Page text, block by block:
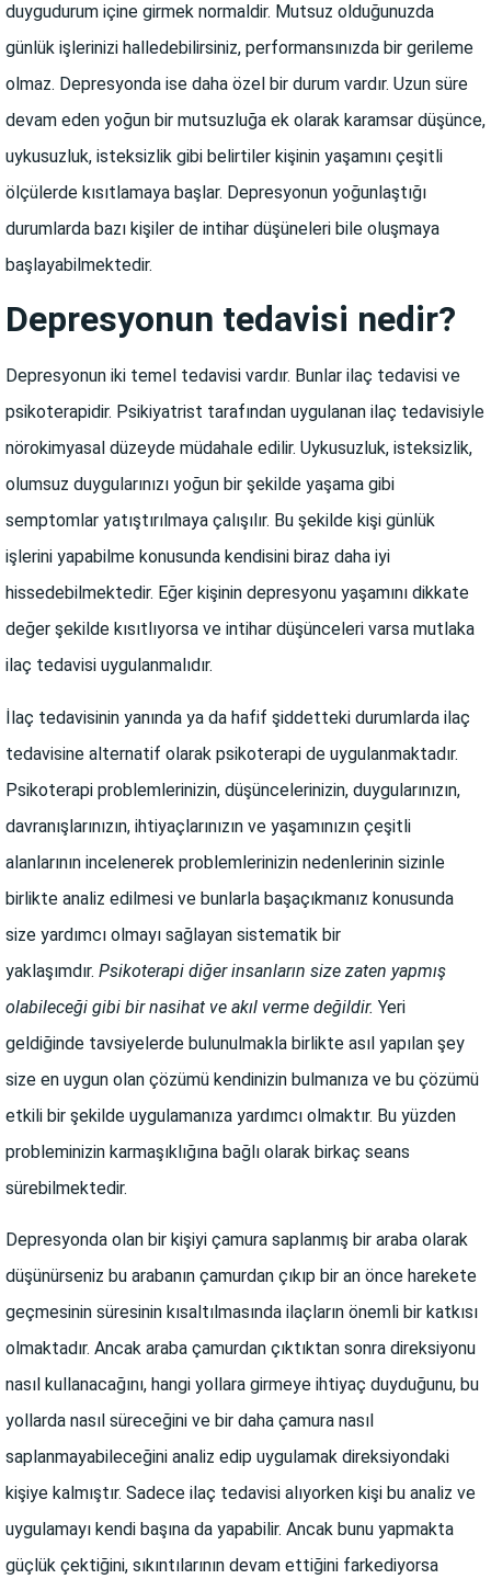
duygudurum içine girmek normaldir. Mutsuz olduğunuzda
günlük işlerinizi halledebilirsiniz, performansınızda bir gerileme
olmaz. Depresyonda ise daha özel bir durum vardır. Uzun süre
devam eden yoğun bir mutsuzluğa ek olarak karamsar düşünce,
uykusuzluk, isteksizlik gibi belirtiler kişinin yaşamını çeşitli
ölçülerde kısıtlamaya başlar. Depresyonun yoğunlaştığı
durumlarda bazı kişiler de intihar düşüneleri bile oluşmaya
başlayabilmektedir.
Depresyonun tedavisi nedir?
Depresyonun iki temel tedavisi vardır. Bunlar ilaç tedavisi ve
psikoterapidir. Psikiyatrist tarafından uygulanan ilaç tedavisiyle
nörokimyasal düzeyde müdahale edilir. Uykusuzluk, isteksizlik,
olumsuz duygularınızı yoğun bir şekilde yaşama gibi
semptomlar yatıştırılmaya çalışılır. Bu şekilde kişi günlük
işlerini yapabilme konusunda kendisini biraz daha iyi
hissedebilmektedir. Eğer kişinin depresyonu yaşamını dikkate
değer şekilde kısıtlıyorsa ve intihar düşünceleri varsa mutlaka
ilaç tedavisi uygulanmalıdır.
İlaç tedavisinin yanında ya da hafif şiddetteki durumlarda ilaç
tedavisine alternatif olarak psikoterapi de uygulanmaktadır.
Psikoterapi problemlerinizin, düşüncelerinizin, duygularınızın,
davranışlarınızın, ihtiyaçlarınızın ve yaşamınızın çeşitli
alanlarının incelenerek problemlerinizin nedenlerinin sizinle
birlikte analiz edilmesi ve bunlarla başaçıkmanız konusunda
size yardımcı olmayı sağlayan sistematik bir
yaklaşımdır. Psikoterapi diğer insanların size zaten yapmış
olabileceği gibi bir nasihat ve akıl verme değildir. Yeri
geldiğinde tavsiyelerde bulunulmakla birlikte asıl yapılan şey
size en uygun olan çözümü kendinizin bulmanıza ve bu çözümü
etkili bir şekilde uygulamanıza yardımcı olmaktır. Bu yüzden
probleminizin karmaşıklığına bağlı olarak birkaç seans
sürebilmektedir.
Depresyonda olan bir kişiyi çamura saplanmış bir araba olarak
düşünürseniz bu arabanın çamurdan çıkıp bir an önce harekete
geçmesinin süresinin kısaltılmasında ilaçların önemli bir katkısı
olmaktadır. Ancak araba çamurdan çıktıktan sonra direksiyonu
nasıl kullanacağını, hangi yollara girmeye ihtiyaç duyduğunu, bu
yollarda nasıl süreceğini ve bir daha çamura nasıl
saplanmayabileceğini analiz edip uygulamak direksiyondaki
kişiye kalmıştır. Sadece ilaç tedavisi alıyorken kişi bu analiz ve
uygulamayı kendi başına da yapabilir. Ancak bunu yapmakta
güçlük çektiğini, sıkıntılarının devam ettiğini farkediyorsa